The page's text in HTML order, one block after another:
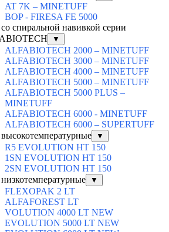
AT 7K – MINETUFF
BOP - FIRESA FE 5000
спиральной навивкой серии
▼
ALFABIOTECH 2000 – MINETUFF
ALFABIOTECH 3000 – MINETUFF
ALFABIOTECH 4000 – MINETUFF
ALFABIOTECH 5000 – MINETUFF
ALFABIOTECH 5000 PLUS –
MINETUFF
ALFABIOTECH 6000 - MINETUFF
ALFABIOTECH 6000 – SUPERTUFF
▼
R5 EVOLUTION HT 150
1SN EVOLUTION HT 150
2SN EVOLUTION HT 150
▼
FLEXOPAK 2 LT
ALFAFOREST LT
VOLUTION 4000 LT NEW
EVOLUTION 5000 LT NEW